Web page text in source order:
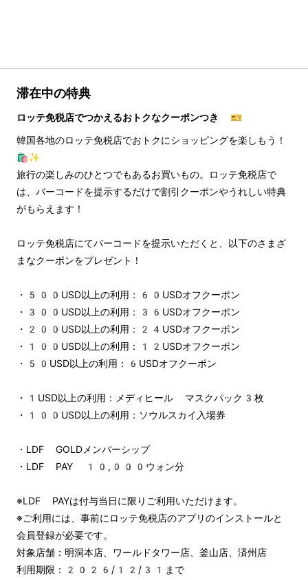
滞在中の特典
ロッテ免税店でつかえるおトクなクーポンつき 🎫
韓国各地のロッテ免税店でおトクにショッピングを楽しもう！
🛍️✨
旅行の楽しみのひとつでもあるお買いもの。ロッテ免税店で
は、バーコードを提示するだけで割引クーポンやうれしい特典
がもらえます！
ロッテ免税店にてバーコードを提示いただくと、以下のさまざ
まなクーポンをプレゼント！
・500USD以上の利用：60USDオフクーポン
・300USD以上の利用：36USDオフクーポン
・200USD以上の利用：24USDオフクーポン
・100USD以上の利用：12USDオフクーポン
・50USD以上の利用：6USDオフクーポン
・1USD以上の利用：メディヒール マスクパック3枚
・100USD以上の利用：ソウルスカイ入場券
・LDF GOLDメンバーシップ
・LDF PAY 10,000ウォン分
※LDF PAYは付与当日に限りご利用いただけます。
※ご利用には、事前にロッテ免税店のアプリのインストールと
会員登録が必要です。
対象店舗：明洞本店、ワールドタワー店、釜山店、済州店
利用期限：2026/12/31まで